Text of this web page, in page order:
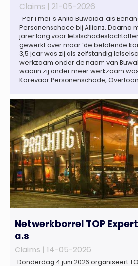
Claims | 21-05-2026
Per 1 mei is Anita Buwalda als
Personenschade bij Allianz. Daarna
jarenlang voor
gewerkt over maar ‘de betalende
3,5 jaar was zij als zelfstandig
werkzaam onder de naam van
waarin zij onder meer werkzaam was
Korevaar Personenschade,
Netwerkborrel TOP
a.s
Claims | 14-05-2026
Donderdag 4 juni 2026 organiseert